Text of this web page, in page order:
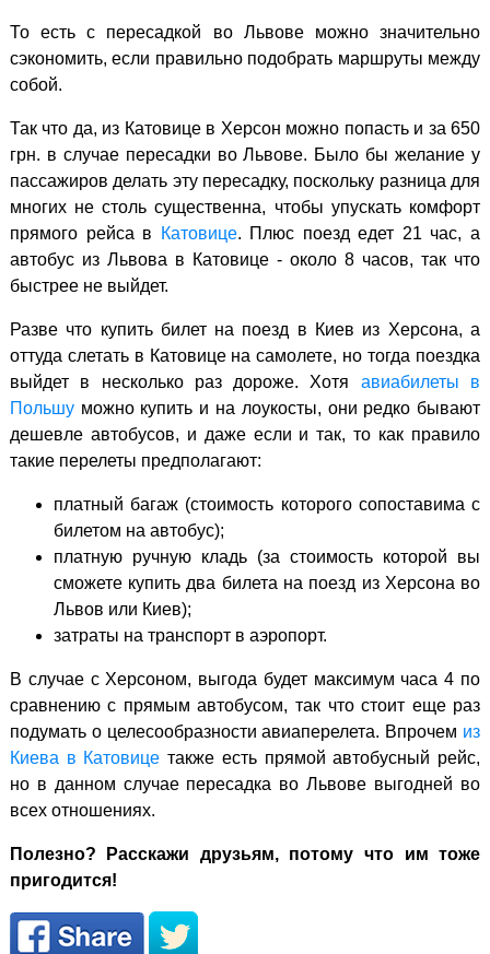
То есть с пересадкой во Львове можно значительно
сэкономить, если правильно подобрать маршруты между
собой.
Так что да, из Катовице в Херсон можно попасть и за 650
грн. в случае пересадки во Львове. Было бы желание у
пассажиров делать эту пересадку, поскольку разница для
многих не столь существенна, чтобы упускать комфорт
прямого рейса в
Катовице. Плюс поезд едет 21 час, а
автобус из Львова в Катовице - около 8 часов, так что
быстрее не выйдет.
Разве что купить билет на поезд в Киев из Херсона, а
оттуда слетать в Катовице на самолете, но тогда поездка
выйдет в несколько раз дороже. Хотя авиабилеты в
Польшуможно купить и на лоукосты, они редко бывают
дешевле автобусов, и даже если и так, то как правило
такие перелеты предполагают:
платный багаж (стоимость которого сопоставима с
билетом на автобус);
платную ручную кладь (за стоимость которой вы
сможете купить два билета на поезд из Херсона во
Львов или Киев);
затраты на транспорт в аэропорт.
В случае с Херсоном, выгода будет максимум часа 4 по
сравнению с прямым автобусом, так что стоит еще раз
подумать о целесообразности авиаперелета. Впрочем из
Киева в Катовице также есть прямой автобусный рейс,
но в данном случае пересадка во Львове выгодней во
всех отношениях.
Полезно? Расскажи друзьям, потому что им тоже
пригодится!